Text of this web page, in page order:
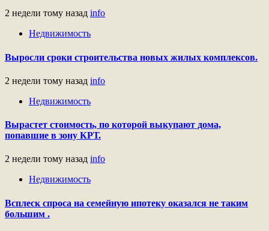
2 недели тому назад info
Недвижимость
Выросли сроки строительства новых жилых комплексов.
2 недели тому назад info
Недвижимость
Вырастет стоимость, по которой выкупают дома,
попавшие в зону КРТ.
2 недели тому назад info
Недвижимость
Всплеск спроса на семейную ипотеку оказался не таким
большим .